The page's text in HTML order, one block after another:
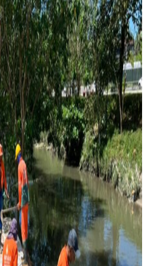
aeroporto
por escolher atriz negra para
Cleópatra
residência e matam três pessoas na
de Manaus
pela população após esfaquear a
no Centro de Manaus
correto para evitar pedras
nos rins
que faziam arrastões em paradas
centro-oeste de Manaus
2023 representará estado em
nacional
dos serviços neste feriado
de Tiradentes, 21/4
mais 1,2 mil motoristas por uso
vagas especiais
com cardiopatia congênita
TikTok com carro de som tocando